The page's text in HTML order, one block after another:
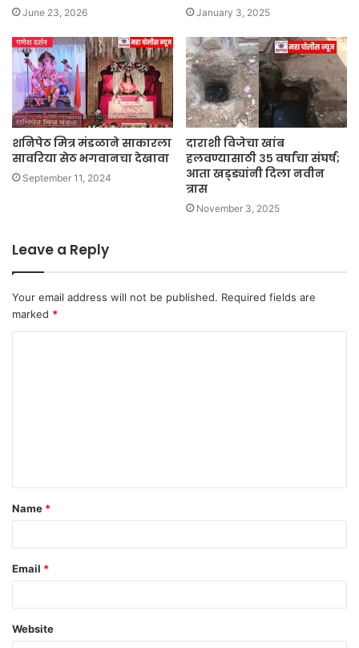
June 23, 2026 January 3, 2025
शनिपेठ मित्र मंडळाने साकारला
सावरिया सेठ भगवानचा देखावा
September 11, 2024
दाराशी विजेचा खांब
हलवण्यासाठी ३५ वर्षांचा संघर्ष;
आता खड्ड्यांनी दिला नवीन
त्रास
November 3, 2025
Leave a Reply
Your email address will not be published. Required fields are
marked *
t
*
Name *
Email *
Website